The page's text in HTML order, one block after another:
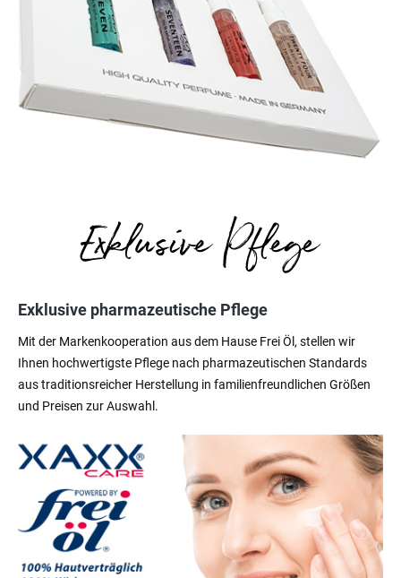
Exklusive pharmazeutische Pflege
Mit der Markenkooperation aus dem Hause Frei Öl, stellen wir
Ihnen hochwertigste Pflege nach pharmazeutischen Standards
aus traditionsreicher Herstellung in familienfreundlichen Größen
und Preisen zur Auswahl.